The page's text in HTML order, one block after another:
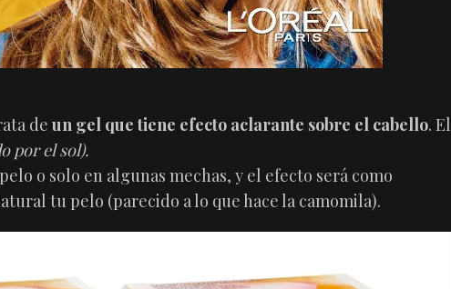
de un gel que tiene efecto aclarante sobre el cabello. El
por el sol).
o solo en algunas mechas, y el efecto será como
tu pelo (parecido a lo que hace la camomila).